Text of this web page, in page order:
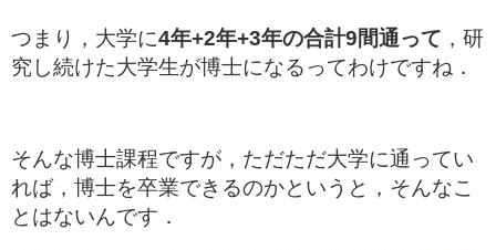
つまり，大学に4年+2年+3年の合計9間通って ，研
究し続けた大学生が博士になるってわけですね．
そんな博士課程ですが，ただただ大学に通ってい
れば，博士を卒業できるのかというと，そんなこ
とはないんです．